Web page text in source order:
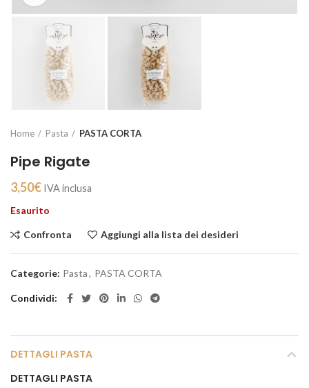
Home Pasta PASTA CORTA
Pipe Rigate
3,50€ IVA inclusa
Esaurito
Confronta Aggiungi alla lista dei desideri
Categorie: Pasta, PASTA CORTA
Condividi
DETTAGLI PASTA
DETTAGLI PASTA